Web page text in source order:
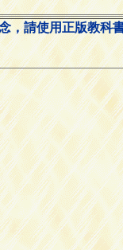
，請使用正版教科